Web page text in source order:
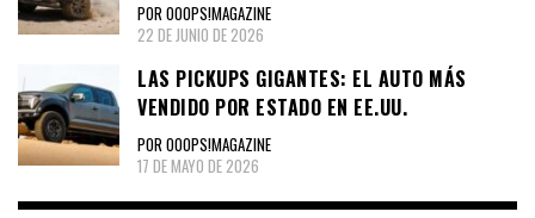
POR OOOPS!MAGAZINE
22 DE JUNIO DE 2026
LAS PICKUPS GIGANTES: EL AUTO MÁS
VENDIDO POR ESTADO EN EE.UU.
POR OOOPS!MAGAZINE
17 DE MAYO DE 2026